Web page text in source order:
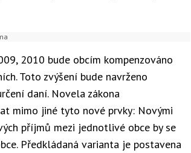
2010 bude obcím kompenzováno
Toto zvýšení bude navrženo
daní. Novela zákona
mimo jiné tyto nové prvky: Novými
příjmů mezi jednotlivé obce by se
Předkládaná varianta je postavena